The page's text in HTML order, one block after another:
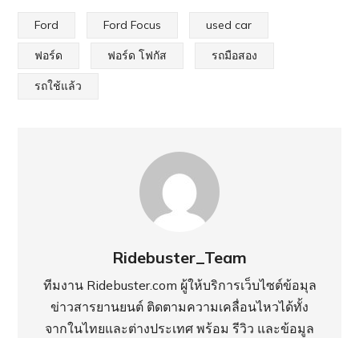
Ford Ford Focus used car
ฟอร์ด ฟอร์ด โฟกัส รถมือสอง
รถใช้แล้ว
Ridebuster_Team
ทีมงาน Ridebuster.com ผู้ให้บริการเว็บไซต์ข้อมุล
ข่าวสารยานยนต์ ติดตามความเคลื่อนไหวได้ทั้ง
จากในไทยและต่างประเทศ พร้อม รีวิว และข้อมูล